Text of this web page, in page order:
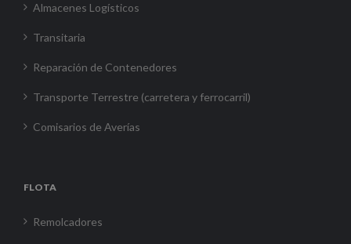
Almacenes Logísticos
Transitaria
Reparación de Contenedores
Transporte Terrestre (carretera y ferrocarril)
Comisarios de Averías
FLOTA
Remolcadores